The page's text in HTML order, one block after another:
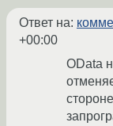
Ответ на:
+00:00
OData